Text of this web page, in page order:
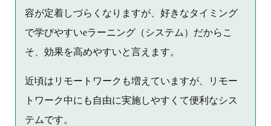
容が定着しづらくなりますが、好きなタイミング
で学びやすいeラーニング（システム）だからこ
そ、効果を高めやすいと言えます。
近頃はリモートワークも増えていますが、リモー
トワーク中にも自由に実施しやすくて便利なシス
テムです。